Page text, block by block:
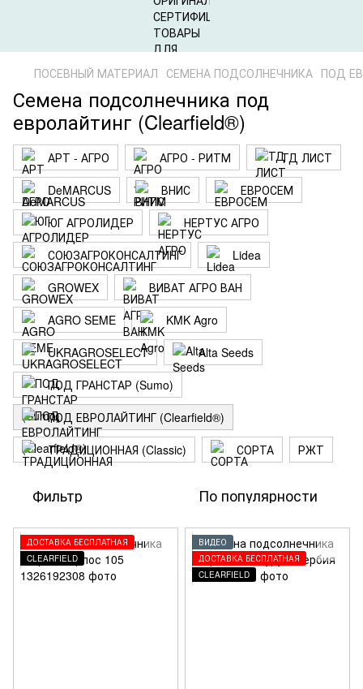
ПОСЕВНЫЙ МАТЕРИАЛ СЕМЕНА ПОДСОЛНЕЧНИКА ПОД
Семена подсолнечника под
евролайтинг (Clearfield®)
АРТ - АГРО АГРО - РИТМ
ТД ЛИСТ
DeMARCUS
ВНИС
ЕВРОСЕМ
ЮГ АГРОЛИДЕР
НЕРТУС АГРО
СОЮЗАГРОКОНСАЛТИНГ
Lidea
GROWEX
ВИВАТ АГРО ВАН
AGRO SEME
KMK Agro
UKRAGROSELECT
Alta Seeds
ПОД ГРАНСТАР (Sumo)
ПОД ЕВРОЛАЙТИНГ (Clearfield®)
ТРАДИЦИОННАЯ (Classic)
СОРТА РЖТ
Фильтр По популярности
ДОСТАВКА БЕСПЛАТНАЯ
CLEARFIELD
ВИДЕО
ДОСТАВКА БЕСПЛАТНАЯ
CLEARFIELD